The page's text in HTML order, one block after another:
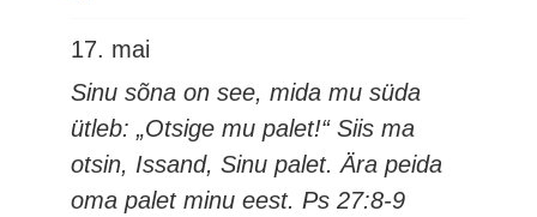
17. mai
Sinu sõna on see, mida mu süda
ütleb: „Otsige mu palet!“ Siis ma
otsin, Issand, Sinu palet. Ära peida
oma palet minu eest. Ps 27:8-9